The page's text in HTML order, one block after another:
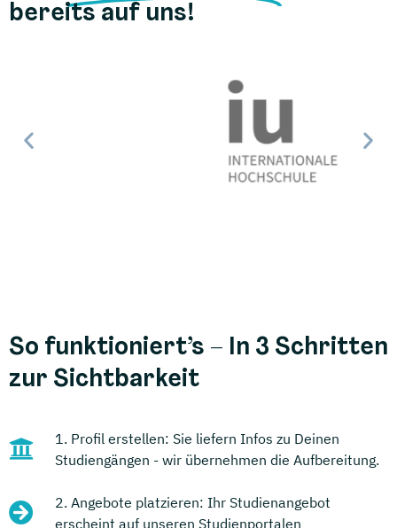
bereits auf uns!
So funktioniert’s – In 3 Schritten
zur Sichtbarkeit
1. Profil erstellen: Sie liefern Infos zu Deinen
Studiengängen - wir übernehmen die Aufbereitung.
2. Angebote platzieren: Ihr Studienangebot
erscheint auf unseren Studienportalen